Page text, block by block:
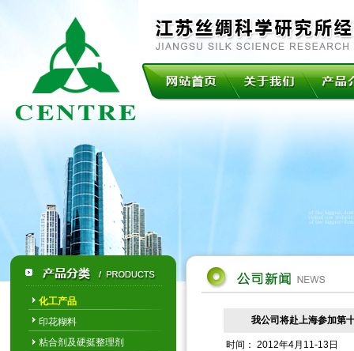
化工产品
印花糊料
粘合剂及硬挺整理剂
我公司将赴上海参加第
时间： 2012年4月11-13日